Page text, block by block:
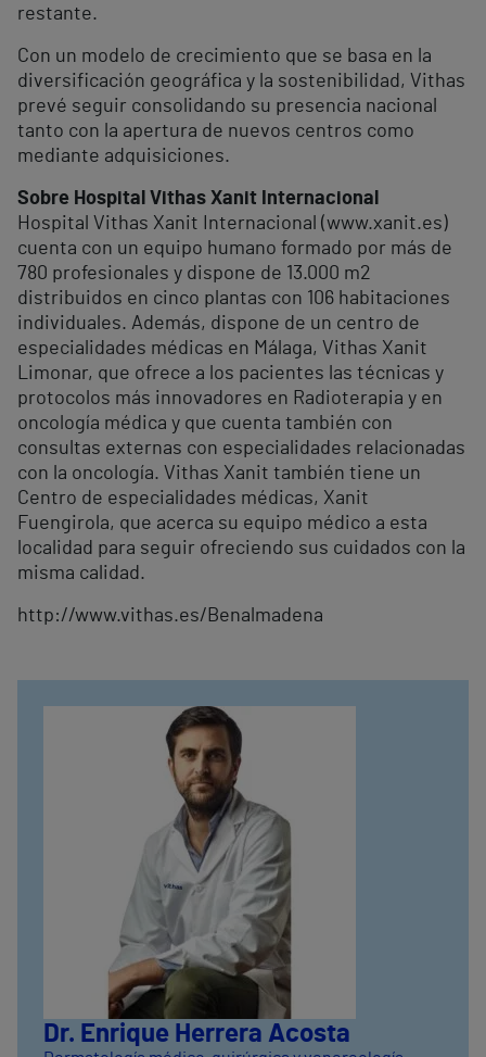
restante.
Con un modelo de crecimiento que se basa en la
diversificación geográfica y la sostenibilidad, Vithas
prevé seguir consolidando su presencia nacional
tanto con la apertura de nuevos centros como
mediante adquisiciones.
Sobre Hospital Vithas Xanit Internacional
Hospital Vithas Xanit Internacional (www.xanit.es)
cuenta con un equipo humano formado por más de
780 profesionales y dispone de 13.000 m2
distribuidos en cinco plantas con 106 habitaciones
individuales. Además, dispone de un centro de
especialidades médicas en Málaga, Vithas Xanit
Limonar, que ofrece a los pacientes las técnicas y
protocolos más innovadores en Radioterapia y en
oncología médica y que cuenta también con
consultas externas con especialidades relacionadas
con la oncología. Vithas Xanit también tiene un
Centro de especialidades médicas, Xanit
Fuengirola, que acerca su equipo médico a esta
localidad para seguir ofreciendo sus cuidados con la
misma calidad.
http://www.vithas.es/Benalmadena
Dr. Enrique Herrera Acosta